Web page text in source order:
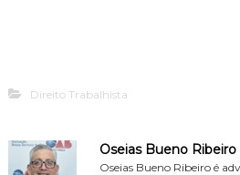
Direito Trabalhista
Oseias Bueno Ribeiro
Oseias Bueno Ribeiro é